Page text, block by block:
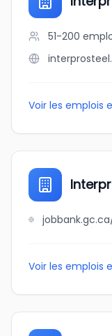
51-200
Voir les emplois
Voir les emplois